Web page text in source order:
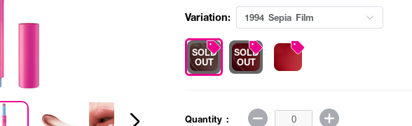
Variation: 1994 Sepia Film
SOLD
OUT
SOLD
OUT
Quantity :